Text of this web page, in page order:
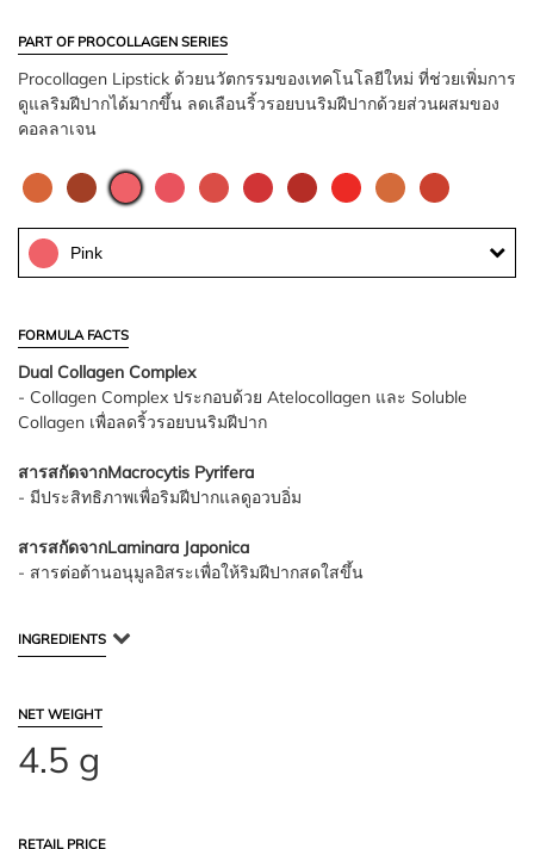
PART OF PROCOLLAGEN SERIES
Procollagen Lipstick ด้วยนวัตกรรมของเทคโนโลยีใหม่ ที่ช่วยเพิ่มการ
ดูแลริมฝีปากได้มากขึ้น ลดเลือนริ้วรอยบนริมฝีปากด้วยส่วนผสมของ
คอลลาเจน
Pink
FORMULA FACTS
Dual Collagen Complex
- Collagen Complex ประกอบด้วย Atelocollagen และ Soluble
Collagen เพื่อลดริ้วรอยบนริมฝีปาก
สารสกัดจากMacrocytis Pyrifera
- มีประสิทธิภาพเพื่อริมฝีปากแลดูอวบอิ่ม
สารสกัดจากLaminara Japonica
- สารต่อต้านอนุมูลอิสระเพื่อให้ริมฝีปากสดใสขึ้น
INGREDIENTS
NET WEIGHT
4.5 g
RETAIL PRICE